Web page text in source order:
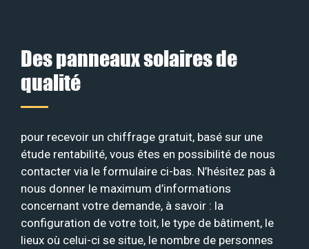
Des panneaux solaires de
qualité
pour recevoir un chiffrage gratuit, basé sur une
étude rentabilité, vous êtes en possibilité de nous
contacter via le formulaire ci-bas. N’hésitez pas à
nous donner le maximum d’informations
concernant votre demande, à savoir : la
configuration de votre toit, le type de bâtiment, le
lieux où celui-ci se situe, le nombre de personnes